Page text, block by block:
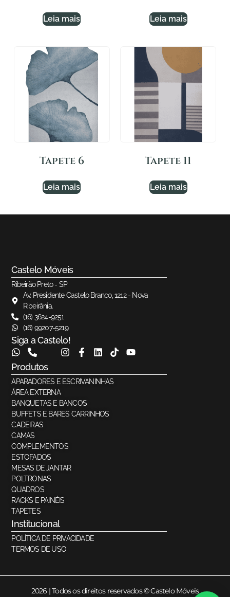
Leia mais Leia mais
Tapete 6
Leia mais
Tapete 11
Leia mais
Castelo Móveis
Ribeirão Preto - SP
Av. Presidente Castelo Branco, 1212 - Nova
Ribeirânia.
(16) 3624-9251
(16) 99207-5219
Siga a Castelo!
Produtos
APARADORES E ESCRIVANINHAS
ÁREA EXTERNA
BANQUETAS E BANCOS
BUFFETS E BARES CARRINHOS
CADEIRAS
CAMAS
COMPLEMENTOS
ESTOFADOS
MESAS DE JANTAR
POLTRONAS
QUADROS
RACKS E PAINÉIS
TAPETES
Institucional
POLÍTICA DE PRIVACIDADE
TERMOS DE USO
2026 | Todos os direitos reservados © Castelo Móveis